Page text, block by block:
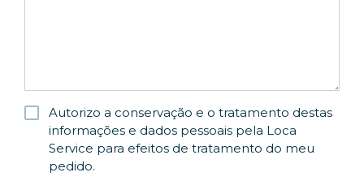
RGPDAutorizo a conservação e o tratamento destas
informações e dados pessoais pela Loca
Service para efeitos de tratamento do meu
pedido.